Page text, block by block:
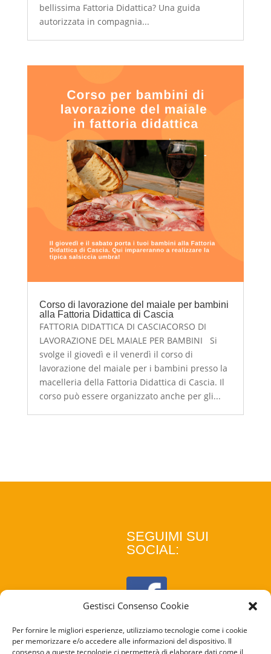
Gestisci Consenso Cookie
Per fornire le migliori esperienze, utilizziamo tecnologie come i cookie
per memorizzare e/o accedere alle informazioni del dispositivo. Il
consenso a queste tecnologie ci permetterà di elaborare dati come il
bellissima Fattoria Didattica? Una guida
autorizzata in compagnia...
Corso di lavorazione del maiale per bambini
alla Fattoria Didattica di Cascia
FATTORIA DIDATTICA DI CASCIACORSO DI
LAVORAZIONE DEL MAIALE PER BAMBINI Si
svolge il giovedì e il venerdì il corso di
lavorazione del maiale per i bambini presso la
macelleria della Fattoria Didattica di Cascia. Il
corso può essere organizzato anche per gli...
SEGUIMI SUI
SOCIAL: